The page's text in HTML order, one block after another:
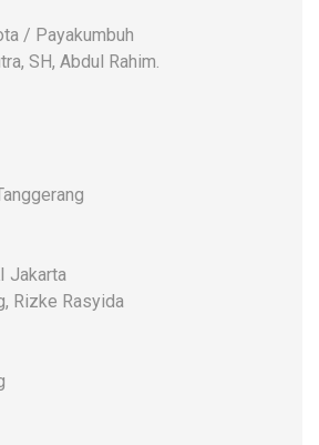
/ Payakumbuh
SH, Abdul Rahim.
Jakarta
Rizke Rasyida